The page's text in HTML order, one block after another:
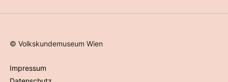
©Volkskundemuseum Wien
Impressum